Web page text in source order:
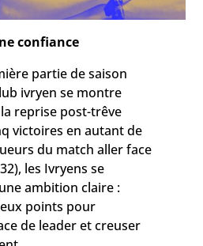
confiance
partie de saison
ivryen se montre
reprise post-trêve
victoires en autant de
du match aller face
les Ivryens se
ambition claire :
points pour
de leader et creuser